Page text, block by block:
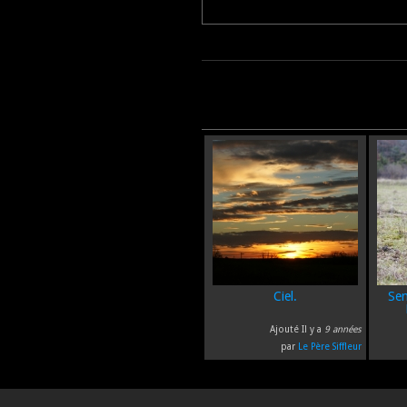
Ciel.
Ajouté Il y a 9 années
par Le Père Siffleur